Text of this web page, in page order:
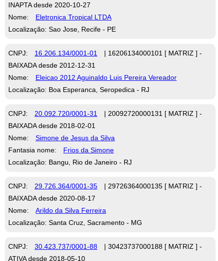
INAPTA desde 2020-10-27
Nome:
Eletronica Tropical LTDA
Localização: Sao Jose, Recife - PE
CNPJ: 16.206.134/0001-01
| 16206134000101 [ MATRIZ ] -
BAIXADA desde 2012-12-31
Nome:
Eleicao 2012 Aguinaldo Luis Pereira Vereador
Localização: Boa Esperanca, Seropedica - RJ
CNPJ: 20.092.720/0001-31
| 20092720000131 [ MATRIZ ] -
BAIXADA desde 2018-02-01
Nome:
Simone de Jesus da Silva
Fantasia nome:
Frios da Simone
Localização: Bangu, Rio de Janeiro - RJ
CNPJ: 29.726.364/0001-35
| 29726364000135 [ MATRIZ ] -
BAIXADA desde 2020-08-17
Nome:
Arildo da Silva Ferreira
Localização: Santa Cruz, Sacramento - MG
CNPJ: 30.423.737/0001-88
| 30423737000188 [ MATRIZ ] -
ATIVA desde 2018-05-10